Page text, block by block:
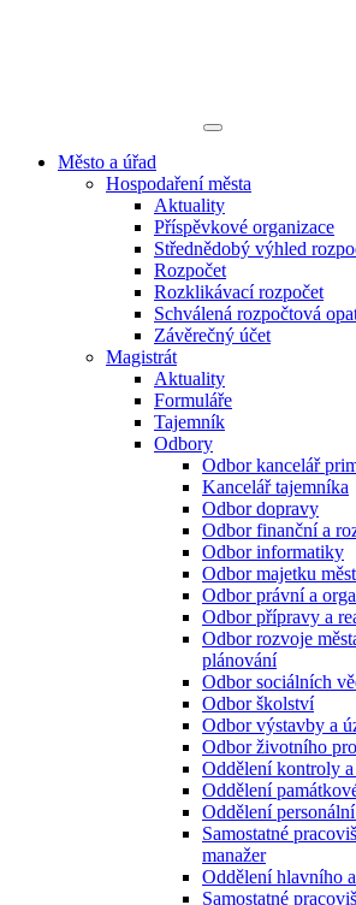
Město a úřad
Hospodaření města
Aktuality
Příspěvkové organizace
Střednědobý výhled
Rozpočet
Rozklikávací rozpočet
Schválená rozpočtová
Závěrečný účet
Magistrát
Aktuality
Formuláře
Tajemník
Odbory
Odbor kancelář
Kancelář tajemníka
Odbor dopravy
Odbor finanční a
Odbor informatiky
Odbor majetku
Odbor právní a
Odbor přípravy a
Odbor rozvoje
plánování
Odbor sociálních
Odbor školství
Odbor výstavby a
Odbor životního
Oddělení kontroly
Oddělení
Oddělení
Samostatné
manažer
Oddělení hlavního
Samostatné